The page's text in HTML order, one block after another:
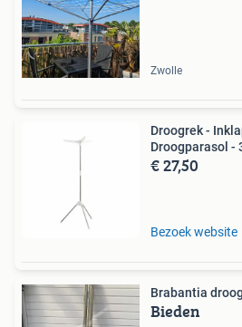
Zwolle
Droogrek -
Droogparasol -
€ 27,50
Bezoek website
Brabantia
Bieden